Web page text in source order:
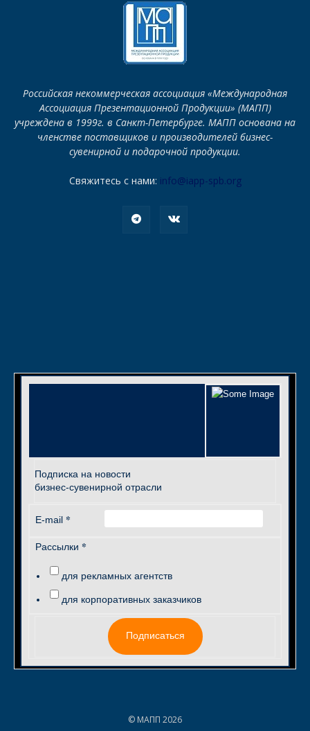
Российская некоммерческая ассоциация «Международная
Ассоциация Презентационной Продукции» (МАПП)
учреждена в 1999г. в Санкт-Петербурге. МАПП основана на
членстве поставщиков и производителей бизнес-
сувенирной и подарочной продукции.
Свяжитесь с нами: info@iapp-spb.org
Подписка на новости
бизнес-сувенирной отрасли
E-mail *
Рассылки *
для рекламных агентств
для корпоративных заказчиков
Подписаться
© МАПП 2026